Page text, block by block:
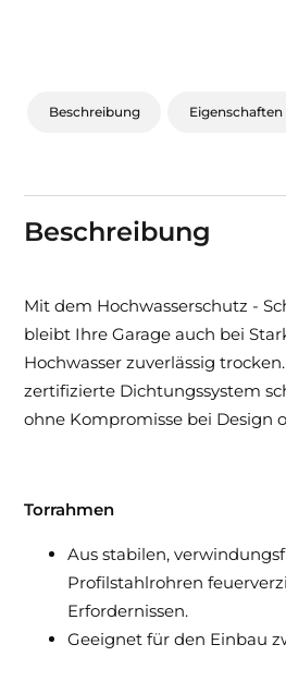
Beschreibung Eigenschaften
Beschreibung
Mit dem Hochwasserschutz -
bleibt Ihre Garage auch bei
Hochwasser zuverlässig
zertifizierte Dichtungssystem
ohne Kompromisse bei Design
Torrahmen
Aus stabilen,
Profilstahlrohren
Erfordernissen.
Geeignet für den Einbau